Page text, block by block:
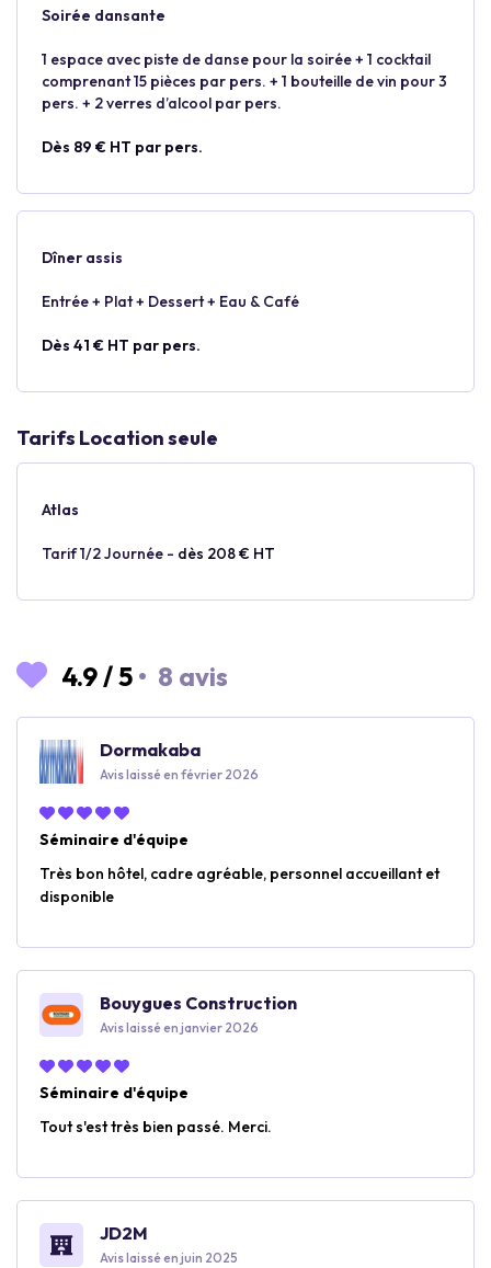
Soirée dansante
1 espace avec piste de danse pour la soirée + 1 cocktail
comprenant 15 pièces par pers. + 1 bouteille de vin pour 3
pers. + 2 verres d’alcool par pers.
Dès 89 € HT par pers.
Dîner assis
Entrée + Plat + Dessert + Eau & Café
Dès 41 € HT par pers.
Tarifs Location seule
Atlas
Tarif 1/2 Journée - dès 208 € HT
4.9/5 • 8 avis
Dormakaba
Avis laissé en février 2026
Séminaire d'équipe
Très bon hôtel, cadre agréable, personnel accueillant et
disponible
Bouygues Construction
Avis laissé en janvier 2026
Séminaire d'équipe
Tout s'est très bien passé. Merci.
JD2M
Avis laissé en juin 2025